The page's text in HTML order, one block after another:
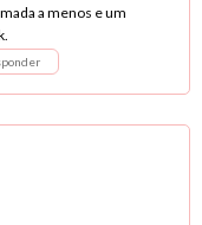
a menos e um